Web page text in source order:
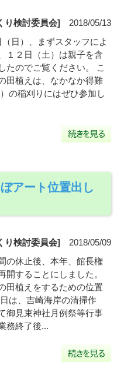
り検討委員会] 2018/05/13
日）、まずスタッフによ
１２日（土）は親子を含
たのでご覧ください。 こ
田植えは、なかなか得難
の稲刈りにはぜひ参加し
アート位置出し
り検討委員会] 2018/05/09
の休止後、本年、館長権
開することにしました。
田植えをするための位置
は、吉崎海岸の清掃作
御見束神社月例祭等行事
務終了後...